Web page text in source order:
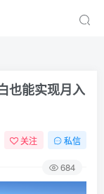
也能实现月入
关注 私信
684